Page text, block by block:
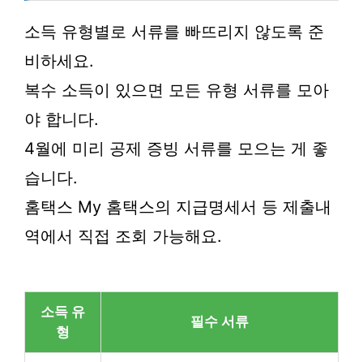
소득 유형별로 서류를 빠뜨리지 않도록 준
비하세요.
복수 소득이 있으면 모든 유형 서류를 모아
야 합니다.
4월에 미리 공제 증빙 서류를 모으는 게 좋
습니다.
홈택스 My 홈택스의 지급명세서 등 제출내
역에서 직접 조회 가능해요.
소득 유
형
필수 서류